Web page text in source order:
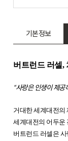
기본정보
버트런드 러셀,
“사랑은 인생이 제공
거대한 세계대전의
세계대전의 어두운
버트런드 러셀은